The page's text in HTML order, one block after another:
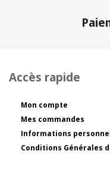
Accès rapide
Mon compte
Mes commandes
Informations
Conditions Générales